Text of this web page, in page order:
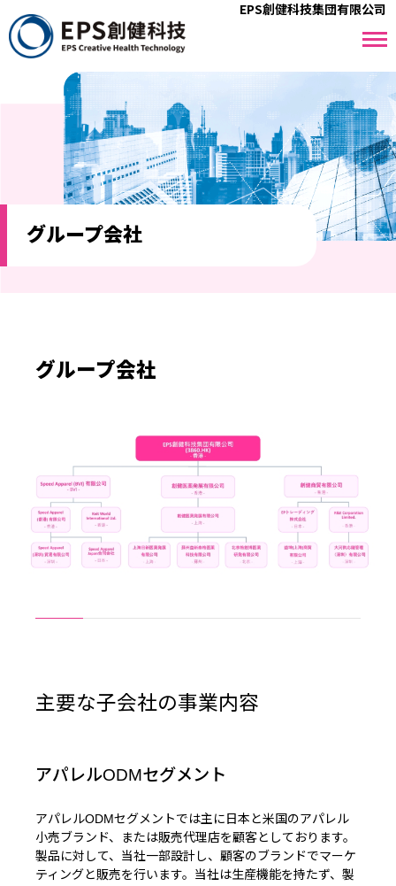
EPS創健科技集団有限公司
グループ会社
グループ会社
主要な子会社の事業内容
アパレルODMセグメント
アパレルODMセグメントでは主に⽇本と⽶国のアパレル
⼩売ブランド、または販売代理店を顧客としております。
製品に対して、当社一部設計し、顧客のブランドでマーケ
ティングと販売を⾏います。当社は⽣産機能を持たず、製